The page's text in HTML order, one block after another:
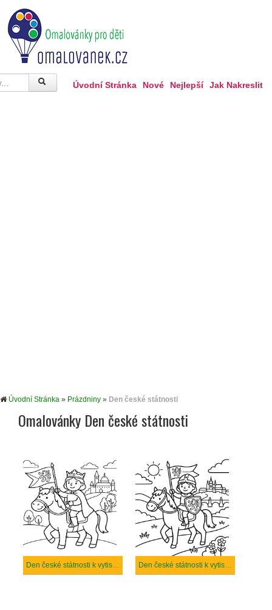
Úvodní Stránka Nové Nejlepší Jak Nakreslit
Úvodní Stránka » Prázdniny » Den české státnosti
Omalovánky Den české státnosti
Den české státnosti k vytisknutí zdarma Den české státnosti k vytisknutí